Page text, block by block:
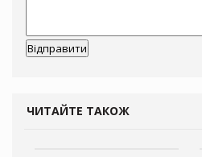
ЧИТАЙТЕ ТАКОЖ